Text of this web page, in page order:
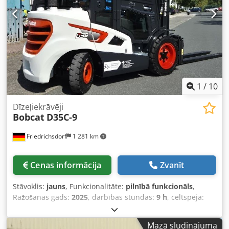
Aizmugurējo riepu tips: Vulkollan Aizmugurējo riepu
stāvoklis: 60–80% Chedpfx Aijzrildspea Akumulatora
spriegums: 24V Akumulatora ietilpība: 20 Ah Akumulatora
tips: Litija jonu Akumulatora izgatavošanas gads: 2024
Akumulatora stāvoklis: 80–100% CE sertifikāts, Litija jonu
bezapkopes akumulators 24 V
1 / 10
Friedrichsdorf 1 281 km
Dīzeļiekrāvēji
Bobcat D35C-9
Cenas informācija Zvanīt
Stāvoklis: jauns, Funkcionalitāte: pilnībā funkcionāls,
Ražošanas gads: 2025, darbības stundas: 9 h, celtspēja:
, celšanas augstums:4 380 mm
1 300 mm, degvielas veids:dīzeļdegviela, masta veids:
Mazā sludinājuma